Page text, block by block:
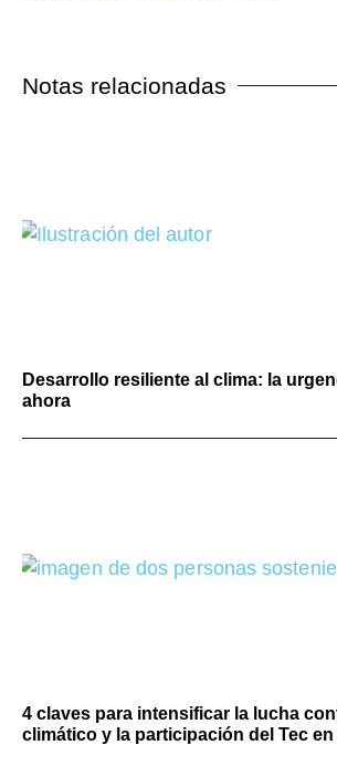
Notas relacionadas
Desarrollo resiliente al clima: la
ahora
4 claves para intensificar la lucha
climático y la participación del Tec en